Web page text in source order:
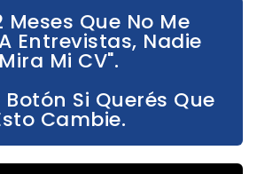
Meses Que No Me
Entrevistas, Nadie
Mira Mi CV".
Si Querés Que
Cambie.